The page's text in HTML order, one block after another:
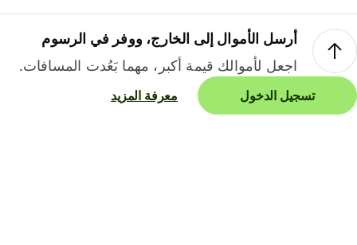
أرسل الأموال إلى الخارج، ووفر في الرسوم
اجعل لأموالك قيمة أكبر، مهما بَعُدت المسافات.
تسجيل الدخول معرفة المزيد